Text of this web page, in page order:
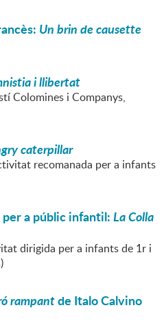
Un brin de causette
i llibertat
Colomines i Companys,
caterpillar
recomanada per a infants
a públic infantil:La Colla
dirigida per a infants de 1r i
rampantde Italo Calvino